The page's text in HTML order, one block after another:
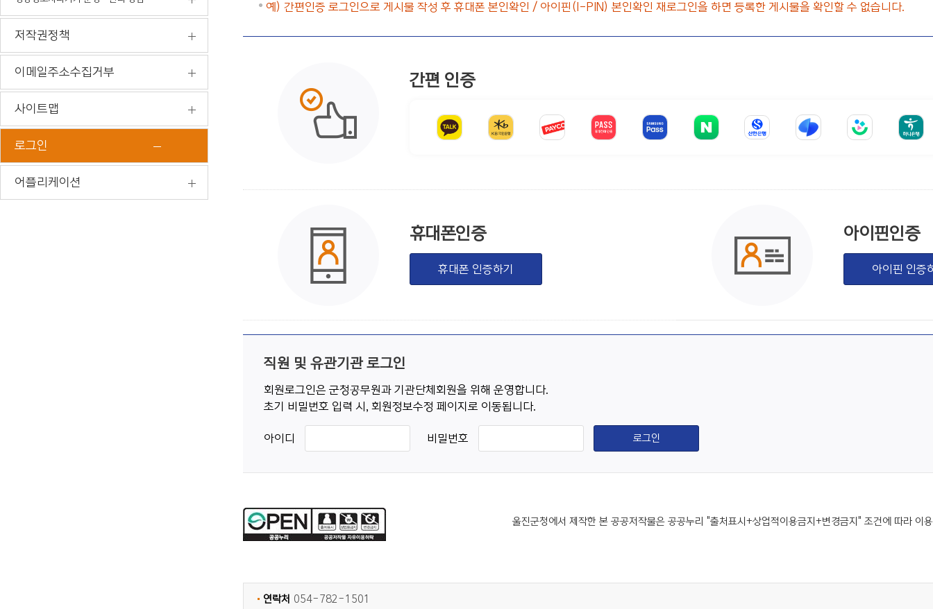
저작권정책
이메일주소수집거부
사이트맵
로그인
어플리케이션
예) 간편인증 로그인으로 게시물 작성 후 휴대폰 본인확인 / 아이핀(I-PIN) 본인확인 재로그인을 하면 등록한 게시물을 확인할 수 없습니다.
간편 인증
휴대폰인증
휴대폰 인증하기
아이핀인증
아이핀 인증
직원 및 유관기관 로그인
회원로그인은 군청공무원과 기관단체회원을 위해 운영합니다.
초기 비밀번호 입력 시, 회원정보수정 페이지로 이동됩니다.
아이디 비밀번호
울진군청에서 제작한 본 공공저작물은 공공누리 "출처표시+상업적이용금지+변경금지" 조건에 따라 이
연락처 054-782-1501